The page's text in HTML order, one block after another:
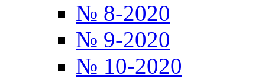
№ 8-2020
№ 9-2020
№ 10-2020